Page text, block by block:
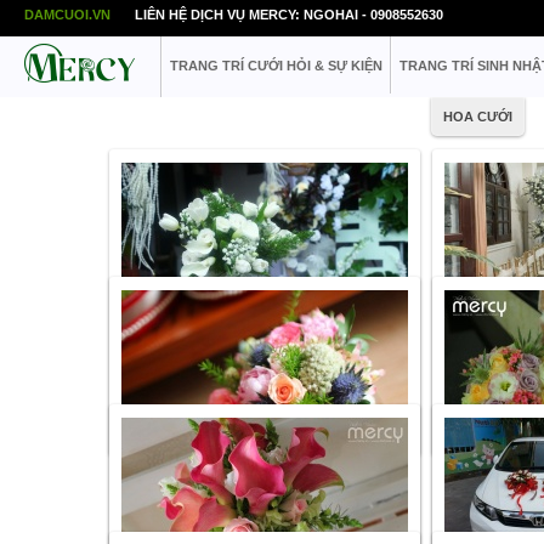
DAMCUOI.VN LIÊN HỆ DỊCH VỤ MERCY: NGOHAI - 0908552630
TRANG TRÍ CƯỚI HỎI & SỰ KIỆN TRANG TRÍ SINH
HOA CƯỚI
Danh mục:Hoa cưới
Giá tham khảo1.200.000VNĐ
cam-tay-nhap-khau-tong-mau-trang-252
Danh mục:Hoa
Giá tham khảo
pham-hoa-cuoi-
Danh mục:Hoa cưới
Giá tham khảo
Liên hệ
Danh mục:Hoa
Giá tham khảo